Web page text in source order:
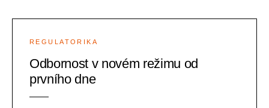
REGULATORIKA
Odbornost v novém režimu od
prvního dne